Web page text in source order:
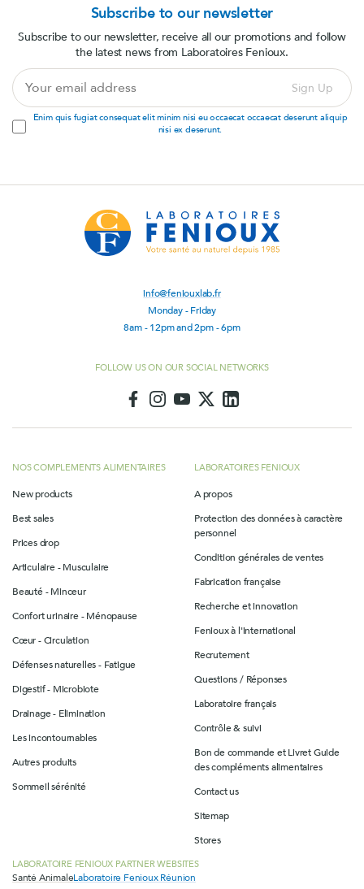
info@feniouxlab.fr
Monday - Friday
8am - 12pm and 2pm - 6pm
FOLLOW US ON OUR SOCIAL NETWORKS
NOS COMPLEMENTS ALIMENTAIRES
New products
Best sales
Prices drop
Articulaire - Musculaire
Beauté - Minceur
Confort urinaire - Ménopause
Cœur - Circulation
Défenses naturelles - Fatigue
Digestif - Microbiote
Drainage - Elimination
Les incontournables
Autres produits
Sommeil sérénité
LABORATOIRES FENIOUX
A propos
Protection des données à caractère
personnel
Condition générales de ventes
Fabrication française
Recherche et innovation
Fenioux à l'international
Recrutement
Questions / Réponses
Laboratoire français
Contrôle & suivi
Bon de commande et Livret Guide
des compléments alimentaires
Contact us
Sitemap
Stores
Subscribe to our newsletter
Subscribe to our newsletter, receive all our promotions and follow
the latest news from Laboratoires Fenioux.
address
Sign Up
Enim quis fugiat consequat elit minim nisi eu occaecat occaecat deserunt aliquip
nisi ex deserunt.
LABORATOIRE FENIOUX PARTNER WEBSITES
Santé AnimaleLaboratoire Fenioux Réunion